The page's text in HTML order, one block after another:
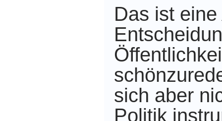
Das ist
sich aber
Politik